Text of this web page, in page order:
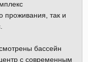
проживания, так и
бассейн
с современным